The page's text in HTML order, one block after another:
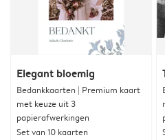
Elegant bloemig
Bedankkaarten | Premium kaart
met keuze uit 3
papierafwerkingen
Set van 10 kaarten